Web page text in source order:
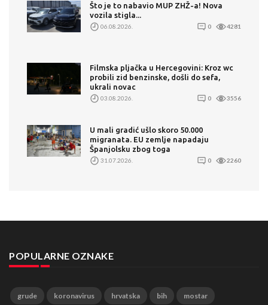
Što je to nabavio MUP ZHŽ-a! Nova
vozila stigla...
06.08.2026. 0 4281
Filmska pljačka u Hercegovini: Kroz wc
probili zid benzinske, došli do sefa,
ukrali novac
03.08.2026. 0 3556
U mali gradić ušlo skoro 50.000
migranata. EU zemlje napadaju
Španjolsku zbog toga
31.07.2026. 0 2260
POPULARNE OZNAKE
grude koronavirus hrvatska bih mostar